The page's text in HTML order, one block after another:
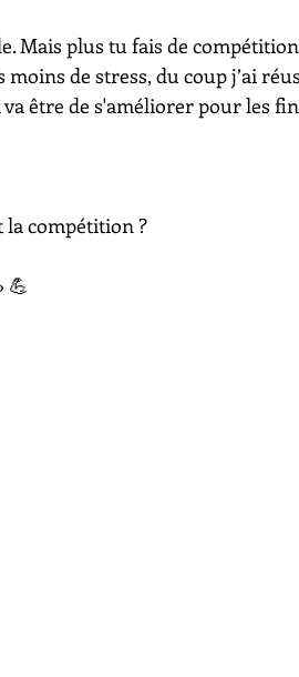
Mais plus tu fais de
de stress, du coup j’ai
être de s'améliorer pour les
compétition ?
💪